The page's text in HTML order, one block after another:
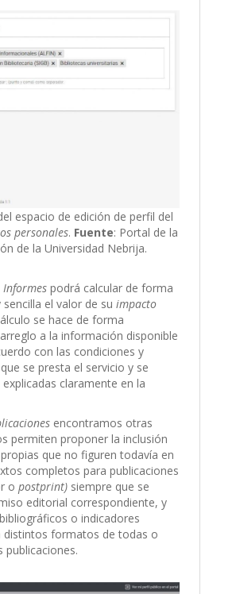
espacio de edición de perfil del
personales. Fuente: Portal de la
de la Universidad Nebrija.
Informes podrá calcular de forma
el valor de su impacto
se hace de forma
a la información disponible
con las condiciones y
se presta el servicio y se
claramente en la
encontramos otras
permiten proponer la inclusión
que no figuren todavía en
completos para publicaciones
o postprint) siempre que se
editorial correspondiente, y
o indicadores
distintos formatos de todas o
publicaciones.